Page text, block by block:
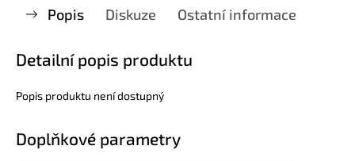
Popis Diskuze Ostatní informace
Detailní popis produktu
Popis produktu není dostupný
Doplňkové parametry